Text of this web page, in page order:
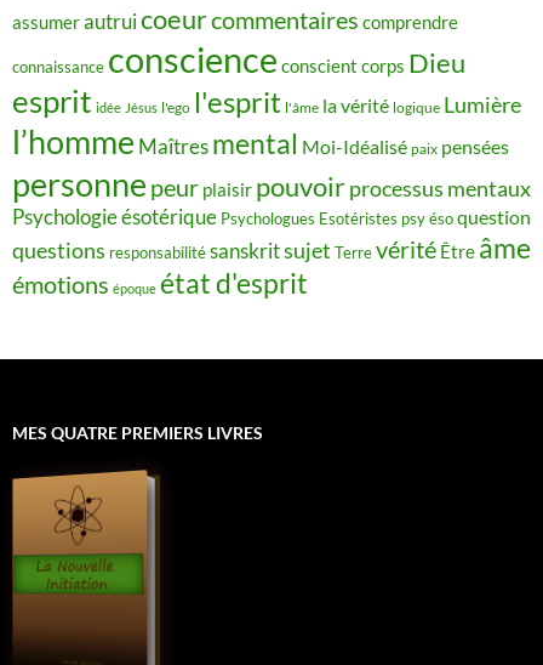
assumerautruicoeurcommentaires comprendre
connaissance conscience conscient corps Dieu
esprit idée Jésus l'ego l'esprit l'âme la vérité logique Lumière
l’homme Maîtres mental Moi-Idéalisé paix pensées
personne peur plaisir pouvoirprocessus mentaux
Psychologie ésotérique Psychologues Esotéristes psy ésoquestion
questions responsabilitésanskritsujet Terrevérité Être âme
émotions époque état d'esprit
MES QUATRE PREMIERS LIVRES